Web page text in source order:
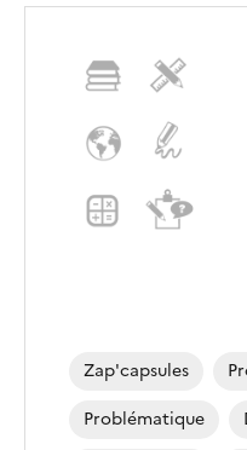
Zap'capsules
Problématique